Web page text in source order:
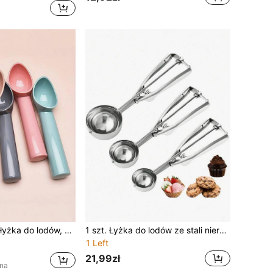
1 szt. plastikowa łyżka do lodów, przyjazna mini plastikowa łyżka do lodów, kolorowa łyżka do robienia śnieżek, tworzywo PP, opcje wielokolorowe, trwała łyżka do lodów, odpowiednia do jogurtowego puddingu, narzędzie do kopania owoców, bardzo duża łyżka do lodów, może być używana jako łyżka deserowa, trwała łopatka do przechowywania, zmywarka, łyżka do lodów
1 szt. Łyżka do lodów ze stali nierdzewnej, ergonomiczny uchwyt i spust, odpowiednia do pieczenia, klopsików, ciasteczek, owoców i lodów
1 Left
21,99zł